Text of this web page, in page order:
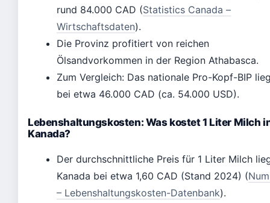
rund 84.000 CAD (Statistics Canada –
Wirtschaftsdaten).
Die Provinz profitiert von reichen
Ölsandvorkommen in der Region Athabasca.
Zum Vergleich: Das nationale Pro-Kopf-BIP
bei etwa 46.000 CAD (ca. 54.000 USD).
Lebenshaltungskosten: Was kostet 1 Liter Milch
Kanada?
Der durchschnittliche Preis für 1 Liter Milch
Kanada bei etwa 1,60 CAD (Stand 2024) (
– Lebenshaltungskosten-Datenbank).